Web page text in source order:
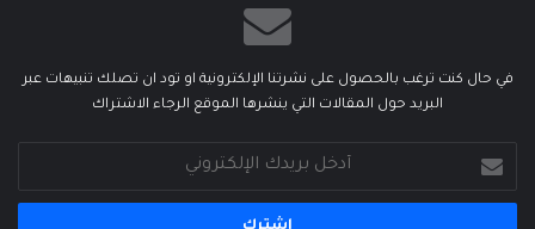
في حال كنت ترغب بالحصول على نشرتنا الإلكترونية او تود ان تصلك تنبيهات عبر
البريد حول المقالات التي ينشرها الموقع الرجاء الاشتراك
بريدك
الإلكتروني